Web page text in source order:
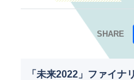
SHARE
「未来2022」ファイナ